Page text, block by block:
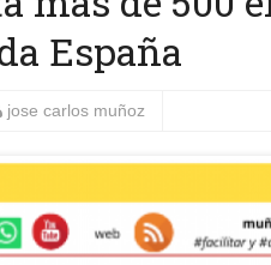
España
jose carlos muñoz